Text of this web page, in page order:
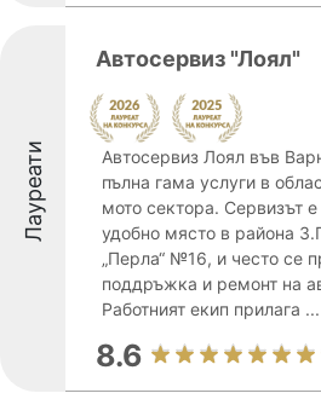
Лауреати
Автосервиз "Лоял"
Автосервиз Лоял във
пълна гама услуги в
мото сектора. Сервизът
удобно място в района
„Перла“ №16, и често се
поддръжка и ремонт на
Работният екип прилага ...
8.6